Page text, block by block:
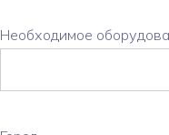
Необходимое